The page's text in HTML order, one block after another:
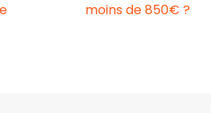
moins de 850€ ?